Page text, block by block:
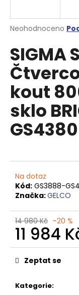
Průměrné
produktu
je
0,0
z
5
hvězdiček.
Neohodnoceno
SIGMA
kout
sklo
GS4380
Na dotaz
Kód: GS3888-
Značka:GELCO
14 980 Kč –20 %
11 984
Měrná
cena:
Kategorie:
Zeptat se
j
t
?
D
o
p
o
u
č
j
e
e